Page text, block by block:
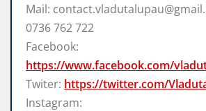
Mail:
0736 762 722
Facebook:
https://www.facebook.com/
Twiter: https://twitter.com/
Instagram: